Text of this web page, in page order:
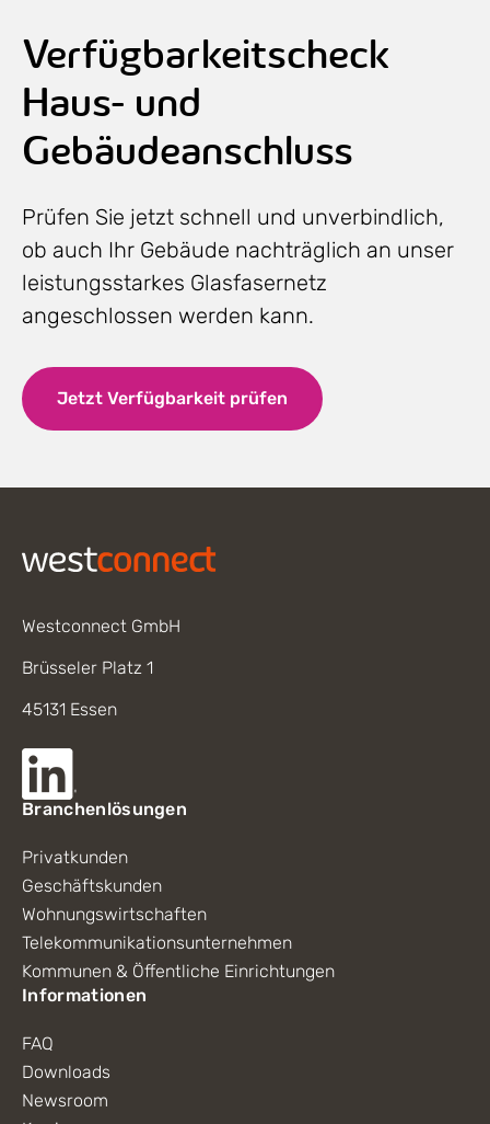
Verfügbarkeitscheck
Haus- und
Gebäudeanschluss
Prüfen Sie jetzt schnell und unverbindlich,
ob auch Ihr Gebäude nachträglich an unser
leistungsstarkes Glasfasernetz
angeschlossen werden kann.
Jetzt Verfügbarkeit prüfen
Westconnect GmbH
Brüsseler Platz 1
45131 Essen
Branchenlösungen
Privatkunden
Geschäftskunden
Wohnungswirtschaften
Telekommunikationsunternehmen
Kommunen & Öffentliche Einrichtungen
Informationen
FAQ
Downloads
Newsroom